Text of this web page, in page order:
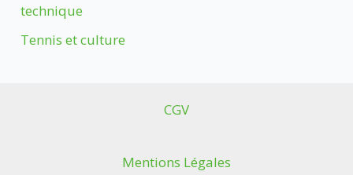
technique
Tennis et culture
CGV
Mentions Légales